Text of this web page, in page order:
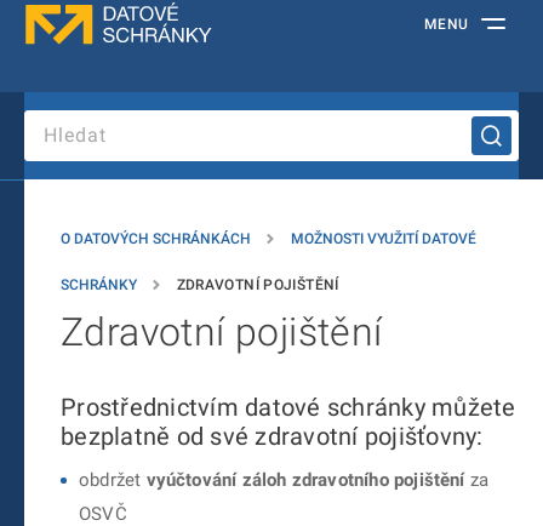
MENU
O DATOVÝCH SCHRÁNKÁCH MOŽNOSTI VYUŽITÍ DATOVÉ
SCHRÁNKY ZDRAVOTNÍ POJIŠTĚNÍ
Zdravotní pojištění
Prostřednictvím datové schránky můžete
bezplatně od své zdravotní pojišťovny:
obdržet vyúčtování záloh zdravotního pojištěníza
OSVČ